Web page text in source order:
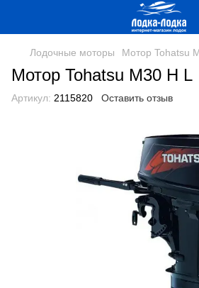
Лодочные моторы Мотор Tohatsu
Мотор Tohatsu M30 H L
Артикул: 2115820 Оставить отзыв